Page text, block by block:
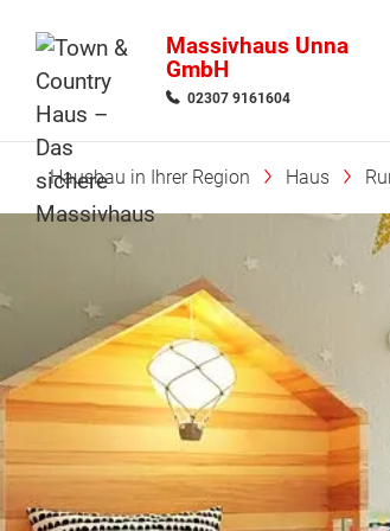
Massivhaus Unna
GmbH
02307 9161604
Hausbau in Ihrer Region Haus